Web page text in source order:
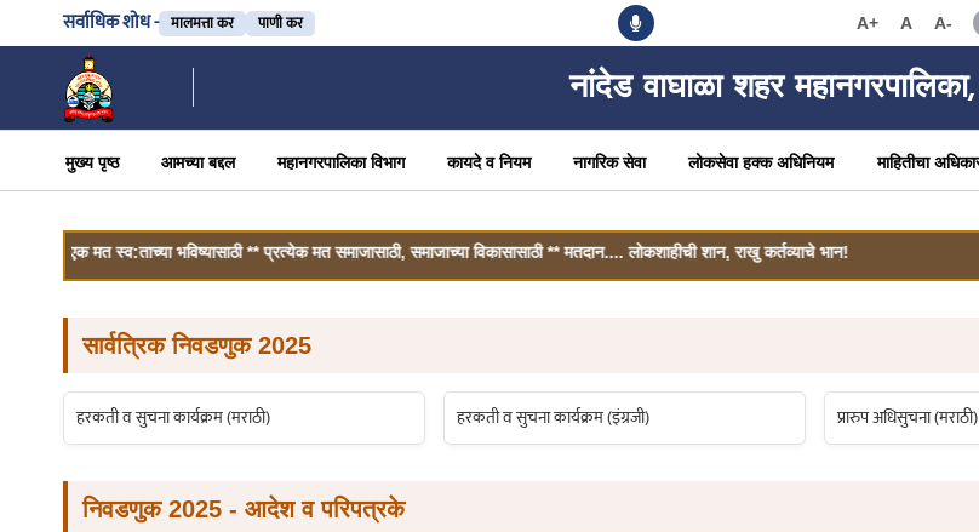
सर्वाधिक शोध - मालमत्ता कर पाणी कर A+ A A-
नांदेड वाघाळा शहर
मुख्य पृष्ठ आमच्या बद्दल महानगरपालिका विभाग कायदे व नियम नागरिक सेवा लोकसेवा हक्क अधिनियम माहितीचा
मत स्व:ताच्या भविष्यासाठी ** प्रत्येक मत समाजासाठी, समाजाच्या विकासासाठी ** मतदान.... लोकशाहीची शान, राखु कर्तव्याचे भान!
सार्वत्रिक निवडणुक 2025
हरकती व सुचना कार्यक्रम (मराठी) हरकती व सुचना कार्यक्रम (इंग्रजी) प्रारुप अधिसुचना (मराठी)
निवडणुक 2025 - आदेश व परिपत्रके